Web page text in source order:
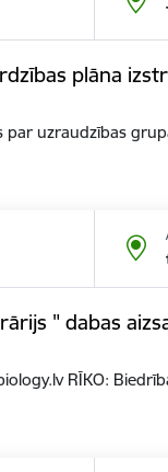
plāna
par uzraudzības
" dabas
RĪKO: